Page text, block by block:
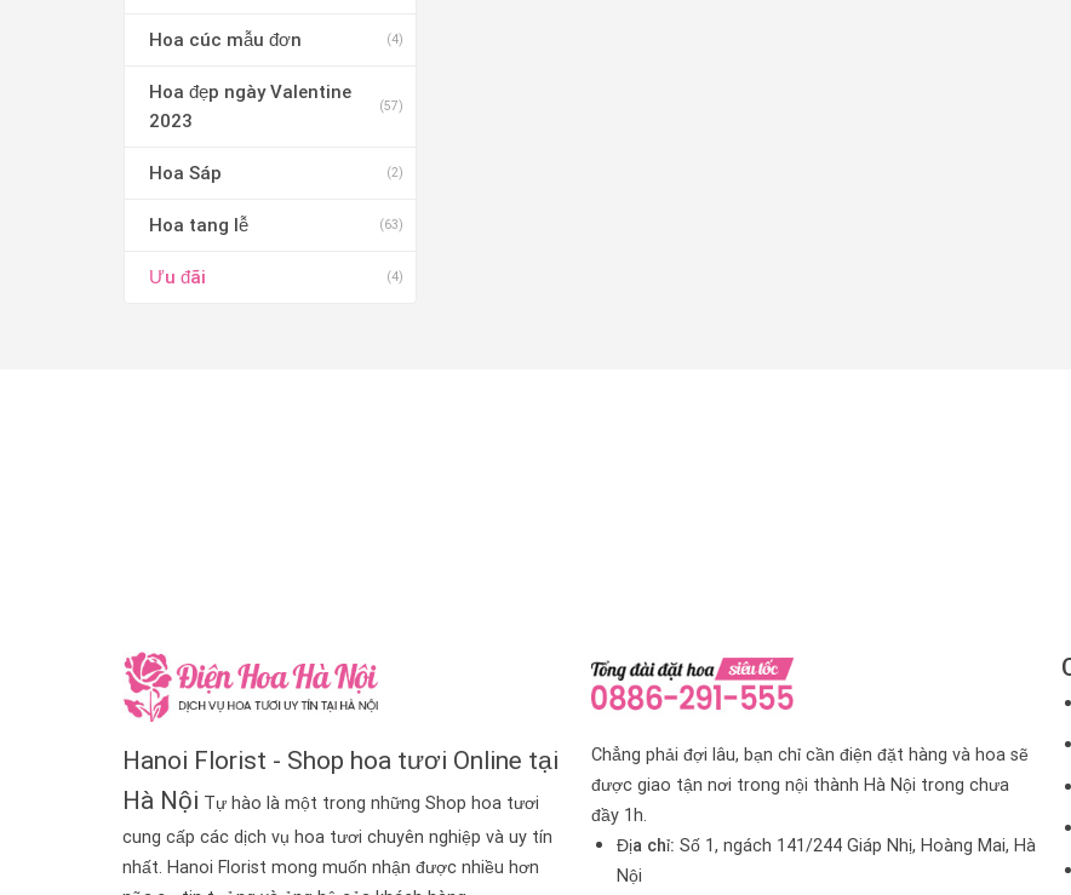
Hoa cúc mẫu đơn (4)
Hoa đẹp ngày Valentine
2023
(57)
Hoa Sáp (2)
Hoa tang lễ (63)
Ưu đãi (4)
Hanoi Florist - Shop hoa tươi Online tại
Hà Nội Tự hào là một trong những Shop hoa tươi
cung cấp các dịch vụ hoa tươi chuyên nghiệp và uy tín
nhất. Hanoi Florist mong muốn nhận được nhiều hơn
Chẳng phải đợi lâu, bạn chỉ cần điện đặt hàng và hoa sẽ
được giao tận nơi trong nội thành Hà Nội trong chưa
đầy 1h.
Địa chỉ: Số 1, ngách 141/244 Giáp Nhị, Hoàng Mai, Hà
Nội